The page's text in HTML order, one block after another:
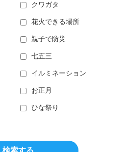
クワガタ
花火できる場所
親子で防災
七五三
イルミネーション
お正月
ひな祭り